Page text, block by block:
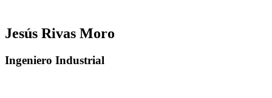
Jesús Rivas Moro
Ingeniero Industrial